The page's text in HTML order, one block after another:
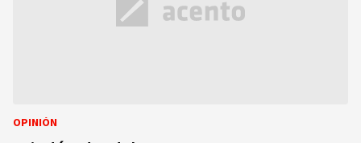
OPINIÓN